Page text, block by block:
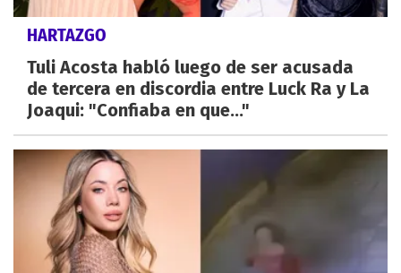
HARTAZGO
Tuli Acosta habló luego de ser acusada
de tercera en discordia entre Luck Ra y La
Joaqui: "Confiaba en que..."